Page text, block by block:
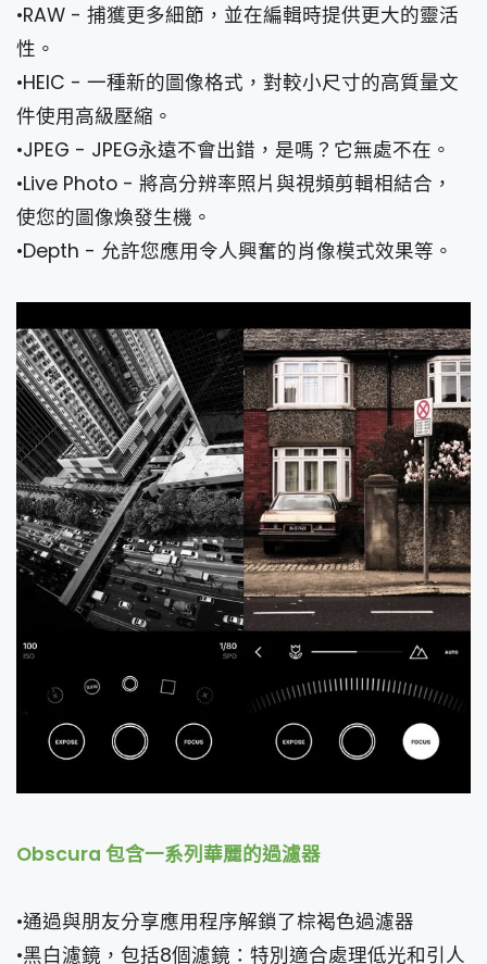
•RAW - 捕獲更多細節，並在編輯時提供更大的靈活
性。
•HEIC - 一種新的圖像格式，對較小尺寸的高質量文
件使用高級壓縮。
•JPEG - JPEG永遠不會出錯，是嗎？它無處不在。
•Live Photo - 將高分辨率照片與視頻剪輯相結合，
使您的圖像煥發生機。
•Depth - 允許您應用令人興奮的肖像模式效果等。
Obscura 包含一系列華麗的過濾器
•通過與朋友分享應用程序解鎖了棕褐色過濾器
•黑白濾鏡，包括8個濾鏡：特別適合處理低光和引人